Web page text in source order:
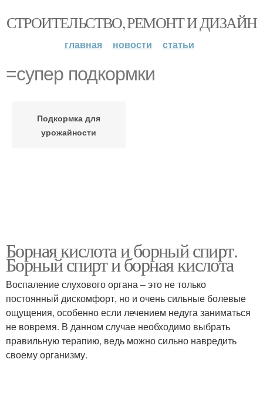
СТРОИТЕЛЬСТВО, РЕМОНТ И ДИЗАЙН
главная новости статьи
=супер подкормки
Подкормка для
урожайности
Борная кислота и борный спирт.
Борный спирт и борная кислота
Воспаление слухового органа – это не только
постоянный дискомфорт, но и очень сильные болевые
ощущения, особенно если лечением недуга заниматься
не вовремя. В данном случае необходимо выбрать
правильную терапию, ведь можно сильно навредить
своему организму.